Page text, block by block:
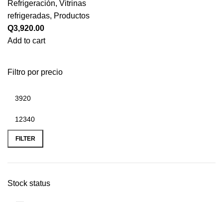
Filtro por precio
FILTER
Stock status
Refrigeración, Vitrinas
refrigeradas, Productos
Q3,920.00
Add to cart